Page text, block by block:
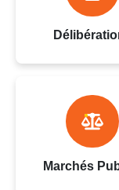
Marchés